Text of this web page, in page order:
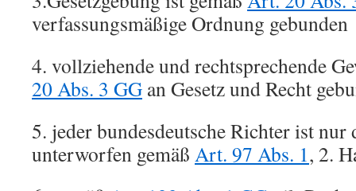
verfassungsmäßige Ordnung gebunden
4. vollziehende und rechtsprechende
20 Abs. 3 GG an Gesetz und Recht
5. jeder bundesdeutsche Richter ist nur
unterworfen gemäß Art. 97 Abs. 1, 2.